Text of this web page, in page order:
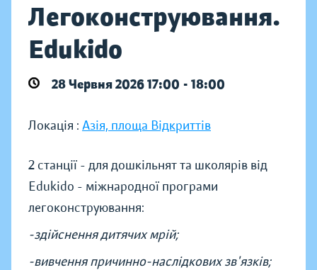
Легоконструювання.
Edukido
28 Червня 2026 17:00 - 18:00
Локація : Азія, площа Відкриттів
2 станції - для дошкільнят та школярів від
Edukido - міжнародної програми
легоконструювання:
-здійснення дитячих мрій;
-вивчення причинно-наслідкових зв'язків;